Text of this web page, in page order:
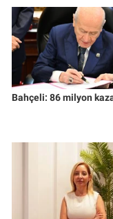
Bahçeli: 86 milyon